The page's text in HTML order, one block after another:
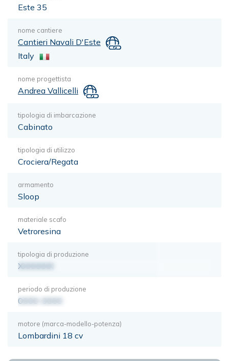
Este 35
nome cantiere
Cantieri Navali D'Este
Italy
nome progettista
Andrea Vallicelli
tipologia di imbarcazione
Cabinato
tipologia di utilizzo
Crociera/Regata
armamento
Sloop
materiale scafo
Vetroresina
tipologia di produzione
XXXXXXX
periodo di produzione
0000-0000
motore (marca-modello-potenza)
Lombardini 18 cv